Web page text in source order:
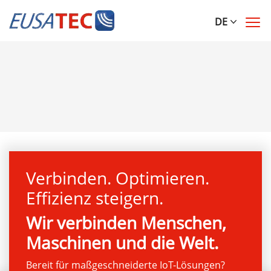
DE
Verbinden. Optimieren.
Effizienz steigern.
Wir verbinden Menschen,
Maschinen und die Welt.
Bereit für maßgeschneiderte IoT-Lösungen?